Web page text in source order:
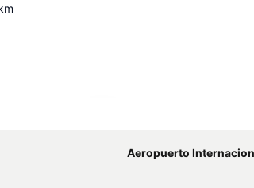
Aeropuerto Internacional